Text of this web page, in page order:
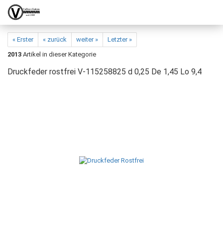
« Erster « zurück weiter »
Letzter »
2013 Artikel in dieser Kategorie
Druckfeder rostfrei V-115258825 d 0,25 De 1,45 Lo 9,4